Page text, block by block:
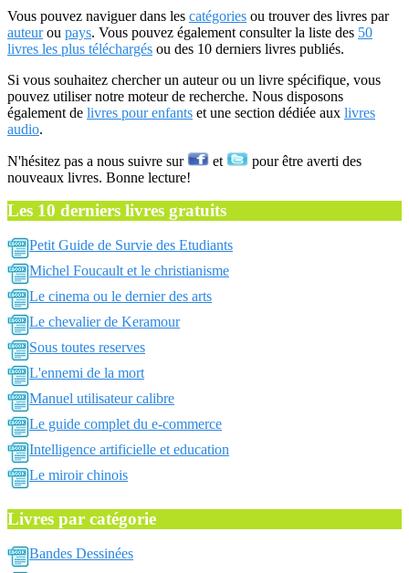
Vous pouvez naviguer dans les catégories ou trouver des livres par
auteurou pays. Vous pouvez également consulter la liste des 50
livres les plus téléchargés ou des 10 derniers livres publiés.
Si vous souhaitez chercher un auteur ou un livre spécifique, vous
pouvez utiliser notre moteur de recherche. Nous disposons
également de livres pour enfants et une section dédiée aux livres
audio.
N'hésitez pas a nous suivre sur et
pour être averti des
nouveaux livres. Bonne lecture!
Les 10 derniers livres gratuits
Petit Guide de Survie des Etudiants
Michel Foucault et le christianisme
Le cinema ou le dernier des arts
Le chevalier de Keramour
Sous toutes reserves
L'ennemi de la mort
Manuel utilisateur calibre
Le guide complet du e-commerce
Intelligence artificielle et education
Le miroir chinois
Livres par catégorie
Bandes Dessinées